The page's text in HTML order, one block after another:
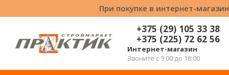
При покупке в интернет-
+375 (29) 105 33 38
+375 (225) 72 62 56
Интернет-магазин
Звоните с 9:00 до 18:00